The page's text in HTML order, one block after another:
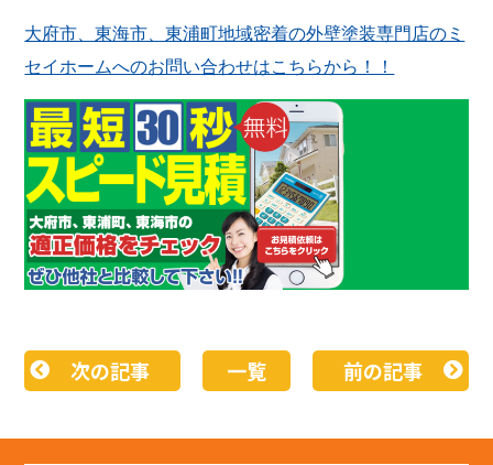
大府市、東海市、東浦町地域密着の外壁塗装専門店のミ
セイホームへのお問い合わせはこちらから！！
次の記事 一覧 前の記事